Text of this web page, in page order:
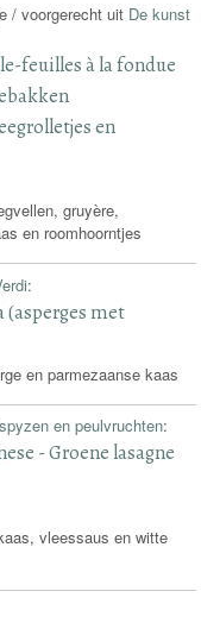
/ voorgerecht uit De kunst
feuilles à la fondue
en
gruyère,
en roomhoorntjes
:
(asperges met
en parmezaanse kaas
en peulvruchten:
- Groene lasagne
vleessaus en witte